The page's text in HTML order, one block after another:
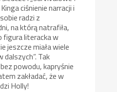
ciśnienie narracji i
radzi z
na którą natrafiła,
figura literacka w
jeszcze miała wiele
Tak
powodu, kapryśnie
zakładać, że w
Holly!